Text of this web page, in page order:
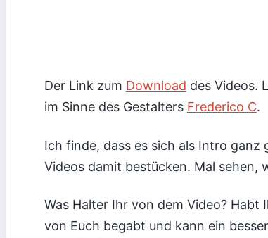
Der Link zum Download des Videos.
im Sinne des Gestalters Frederico C.
Ich finde, dass es sich als Intro
Videos damit bestücken. Mal sehen,
Was Halter Ihr von dem Video? Habt
von Euch begabt und kann ein